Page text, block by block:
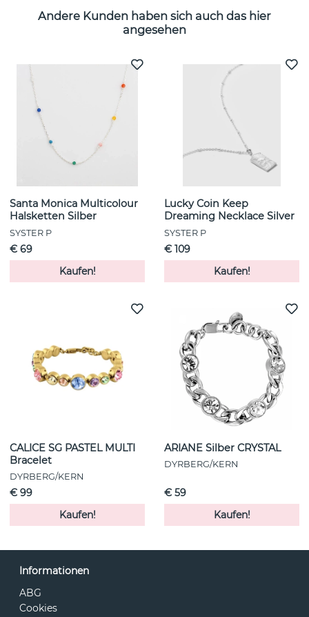
Andere Kunden haben sich auch das hier
angesehen
Santa Monica Multicolour
Halsketten Silber
SYSTER P
€ 69
Kaufen!
Lucky Coin Keep
Dreaming Necklace Silver
SYSTER P
€ 109
Kaufen!
CALICE SG PASTEL MULTI
Bracelet
DYRBERG/KERN
€ 99
Kaufen!
ARIANE Silber CRYSTAL
DYRBERG/KERN
€ 59
Kaufen!
Informationen
ABG
Cookies